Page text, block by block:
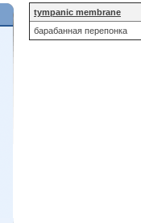
tympanic membrane
барабанная перепонка